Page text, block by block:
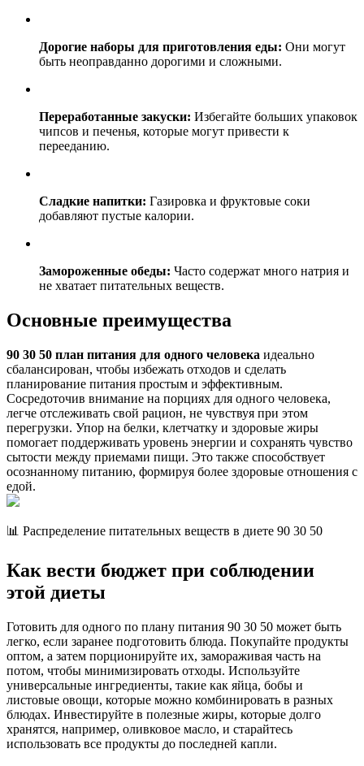
Дорогие наборы для приготовления еды: Они могут
быть неоправданно дорогими и сложными.
Переработанные закуски: Избегайте больших упаковок
чипсов и печенья, которые могут привести к
перееданию.
Сладкие напитки: Газировка и фруктовые соки
добавляют пустые калории.
Замороженные обеды: Часто содержат много натрия и
не хватает питательных веществ.
Основные преимущества
90 30 50 план питания для одного человека идеально
сбалансирован, чтобы избежать отходов и сделать
планирование питания простым и эффективным.
Сосредоточив внимание на порциях для одного человека,
легче отслеживать свой рацион, не чувствуя при этом
перегрузки. Упор на белки, клетчатку и здоровые жиры
помогает поддерживать уровень энергии и сохранять чувство
сытости между приемами пищи. Это также способствует
осознанному питанию, формируя более здоровые отношения с
едой.
📊 Распределение питательных веществ в диете 90 30 50
Как вести бюджет при соблюдении
этой диеты
Готовить для одного по плану питания 90 30 50 может быть
легко, если заранее подготовить блюда. Покупайте продукты
оптом, а затем порционируйте их, замораживая часть на
потом, чтобы минимизировать отходы. Используйте
универсальные ингредиенты, такие как яйца, бобы и
листовые овощи, которые можно комбинировать в разных
блюдах. Инвестируйте в полезные жиры, которые долго
хранятся, например, оливковое масло, и старайтесь
использовать все продукты до последней капли.